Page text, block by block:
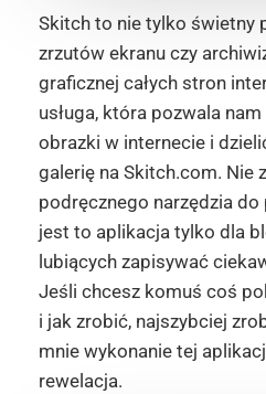
Skitch to nie tylko świetny
zrzutów ekranu czy
graficznej całych stron
usługa, która pozwala
obrazki w internecie i
galerię na Skitch.com. Nie
podręcznego narzędzia do
jest to aplikacja tylko dla
lubiących zapisywać
Jeśli chcesz komuś coś
i jak zrobić, najszybciej
mnie wykonanie tej
rewelacja.